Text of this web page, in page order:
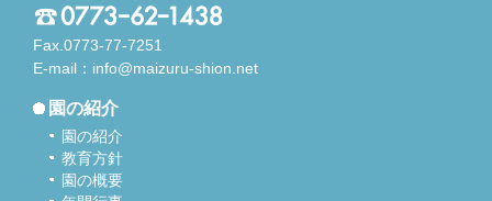
Fax.0773-77-7251
E-mail： info@maizuru-shion.net
園の紹介
園の紹介
教育方針
園の概要